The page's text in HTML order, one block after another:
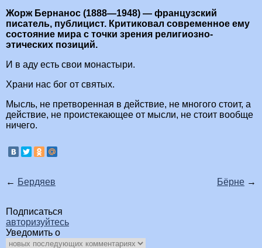
Жорж Бернанос (1888—1948) — французский
писатель, публицист. Критиковал современное ему
состояние мира с точки зрения религиозно-
этических позиций.
И в аду есть свои монастыри.
Храни нас бог от святых.
Мысль, не претворенная в действие, не многого стоит, а
действие, не проистекающее от мысли, не стоит вообще
ничего.
← Бердяев Бёрне →
Подписаться
авторизуйтесь
Уведомить о